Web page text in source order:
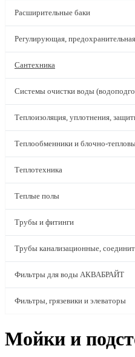
Расширительные баки
Регулирующая,
Сантехника
Системы очистки воды
Теплоизоляция, уплотнения,
Теплообменники и блочно-
Теплотехника
Теплые полы
Трубы и фитинги
Трубы канализационные,
Фильтры для воды АКВАБРАЙТ
Фильтры, грязевики и элеваторы
Мойки и